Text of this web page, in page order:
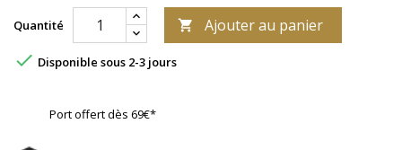
Quantité  Ajouter au panier
 Disponible sous 2-3 jours
Port offert dès 69€*